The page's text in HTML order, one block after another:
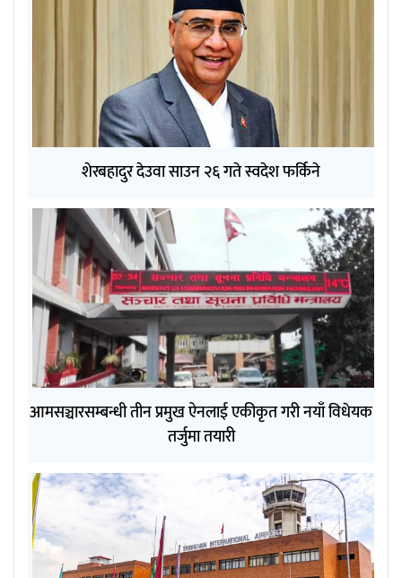
शेरबहादुर देउवा साउन २६ गते स्वदेश फर्किने
आमसञ्चारसम्बन्धी तीन प्रमुख ऐनलाई एकीकृत गरी नयाँ विधेयक
तर्जुमा तयारी